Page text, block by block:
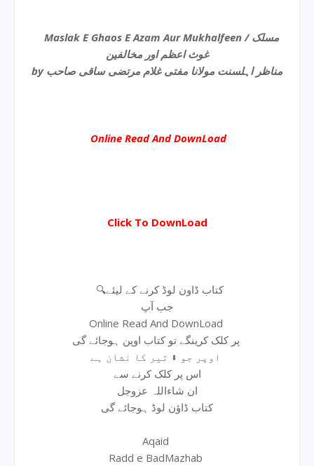
Maslak E Ghaos E Azam Aur Mukhalfeen / مسلک
غوث اعظم اور مخالفین
by مناظر اہلسنت مولانا مفتی غلام مرتضی ساقی صاحب
Online Read And DownLoad
Click To DownLoad
🔍کتاب ڈاون لوڈ کرنے کے لیئے
جب آپ
Online Read And DownLoad
اس پر کلک کرنے سے
ان شاءاللہ عزوجل
کتاب ڈاؤن لوڈ ہوجائے گی
Aqaid
Radd e BadMazhab